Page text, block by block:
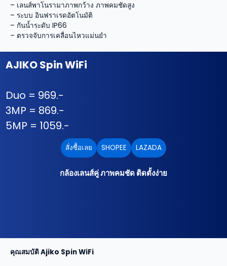
– เลนส์พาโนรามาภาพกว้าง ภาพคมชัดสูง
– ระบบ อินฟราเรดอัตโนมัติ
– กันน้ำระดับ IP66
– ตรวจจับการเคลื่อนไหวแม่นยำ
AJIKO Spin WiFi
Duo = 969.-
3MP = 869.-
5MP = 1059.-
สั่งซื้อเลย SHOPEE LAZADA
กล้องเลนส์คู่ ภาพคมชัด ติดตั้งง่าย
คุณสมบัติ Ajiko Spin WiFi